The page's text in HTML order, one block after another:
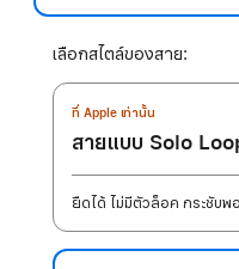
เลือกสไตล์ของสาย:
ที่ Apple เท่านั้น
สายแบบ Solo
ยืดได้ ไม่มีตัวล็อค กระชับพ